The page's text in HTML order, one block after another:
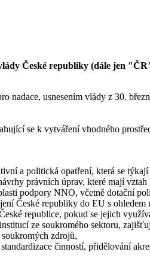
České republiky (dále jen
nadace, usnesením vlády z 30.
se k vytváření vhodného
a politická opatření, která se
právních úprav, které mají
podpory NNO, včetně dotační
České republiky do EU s
republice, pokud se jejich
ze soukromého sektoru,
zdrojů,
činností, přidělování